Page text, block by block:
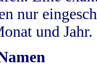
nur
und Jahr.